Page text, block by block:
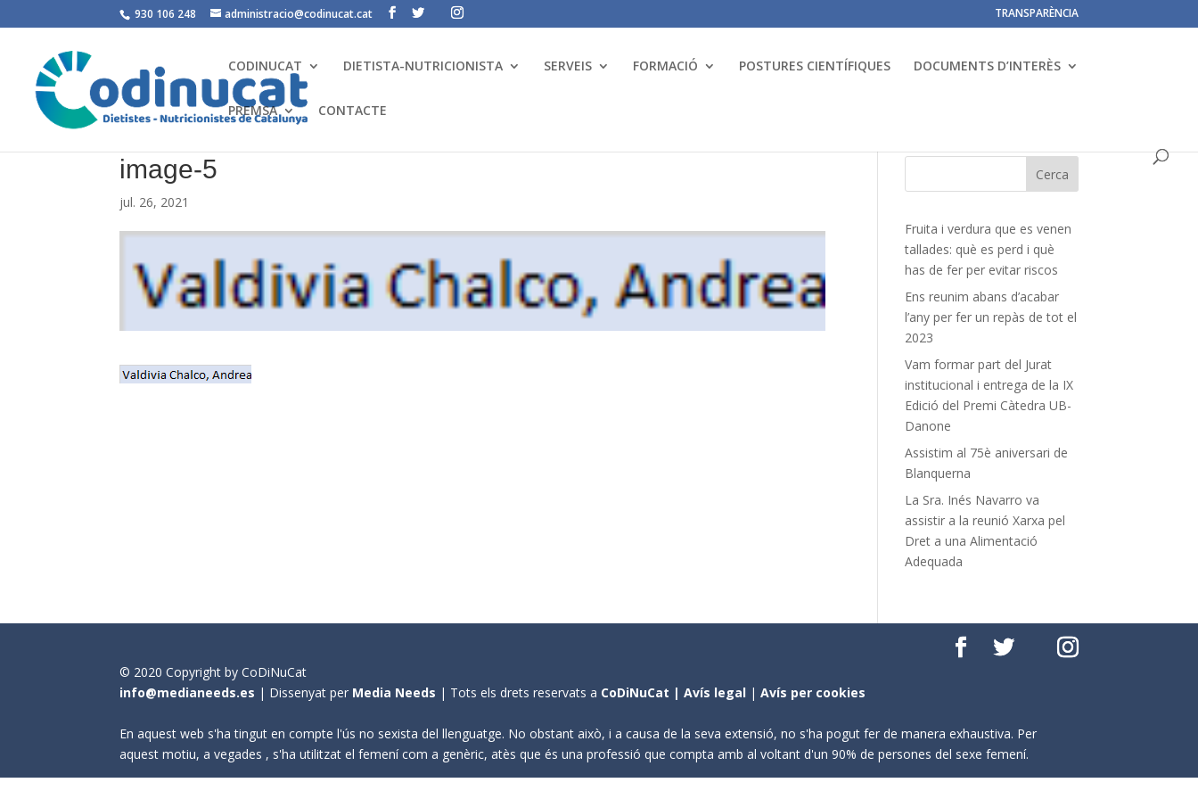
930 106 248 administracio@codinucat.cat TRANSPARÈNCIA
CODINUCAT DIETISTA-NUTRICIONISTA SERVEIS FORMACIÓ POSTURES CIENTÍFIQUES DOCUMENTS D’INTERÈS
PREMSA CONTACTE
image-5
jul. 26, 2021
Fruita i verdura que es venen
tallades: què es perd i què
has de fer per evitar riscos
Ens reunim abans d’acabar
l’any per fer un repàs de tot el
2023
Vam formar part del Jurat
institucional i entrega de la IX
Edició del Premi Càtedra UB-
Danone
Assistim al 75è aniversari de
Blanquerna
La Sra. Inés Navarro va
assistir a la reunió Xarxa pel
Dret a una Alimentació
Adequada
© 2020 Copyright by CoDiNuCat
info@medianeeds.es | Dissenyat per Media Needs | Tots els drets reservats a CoDiNuCat |Avís legal |Avís per cookies
En aquest web s'ha tingut en compte l'ús no sexista del llenguatge. No obstant això, i a causa de la seva extensió, no s'ha pogut fer de manera exhaustiva. Per
aquest motiu, a vegades , s'ha utilitzat el femení com a genèric, atès que és una professió que compta amb al voltant d'un 90% de persones del sexe femení.